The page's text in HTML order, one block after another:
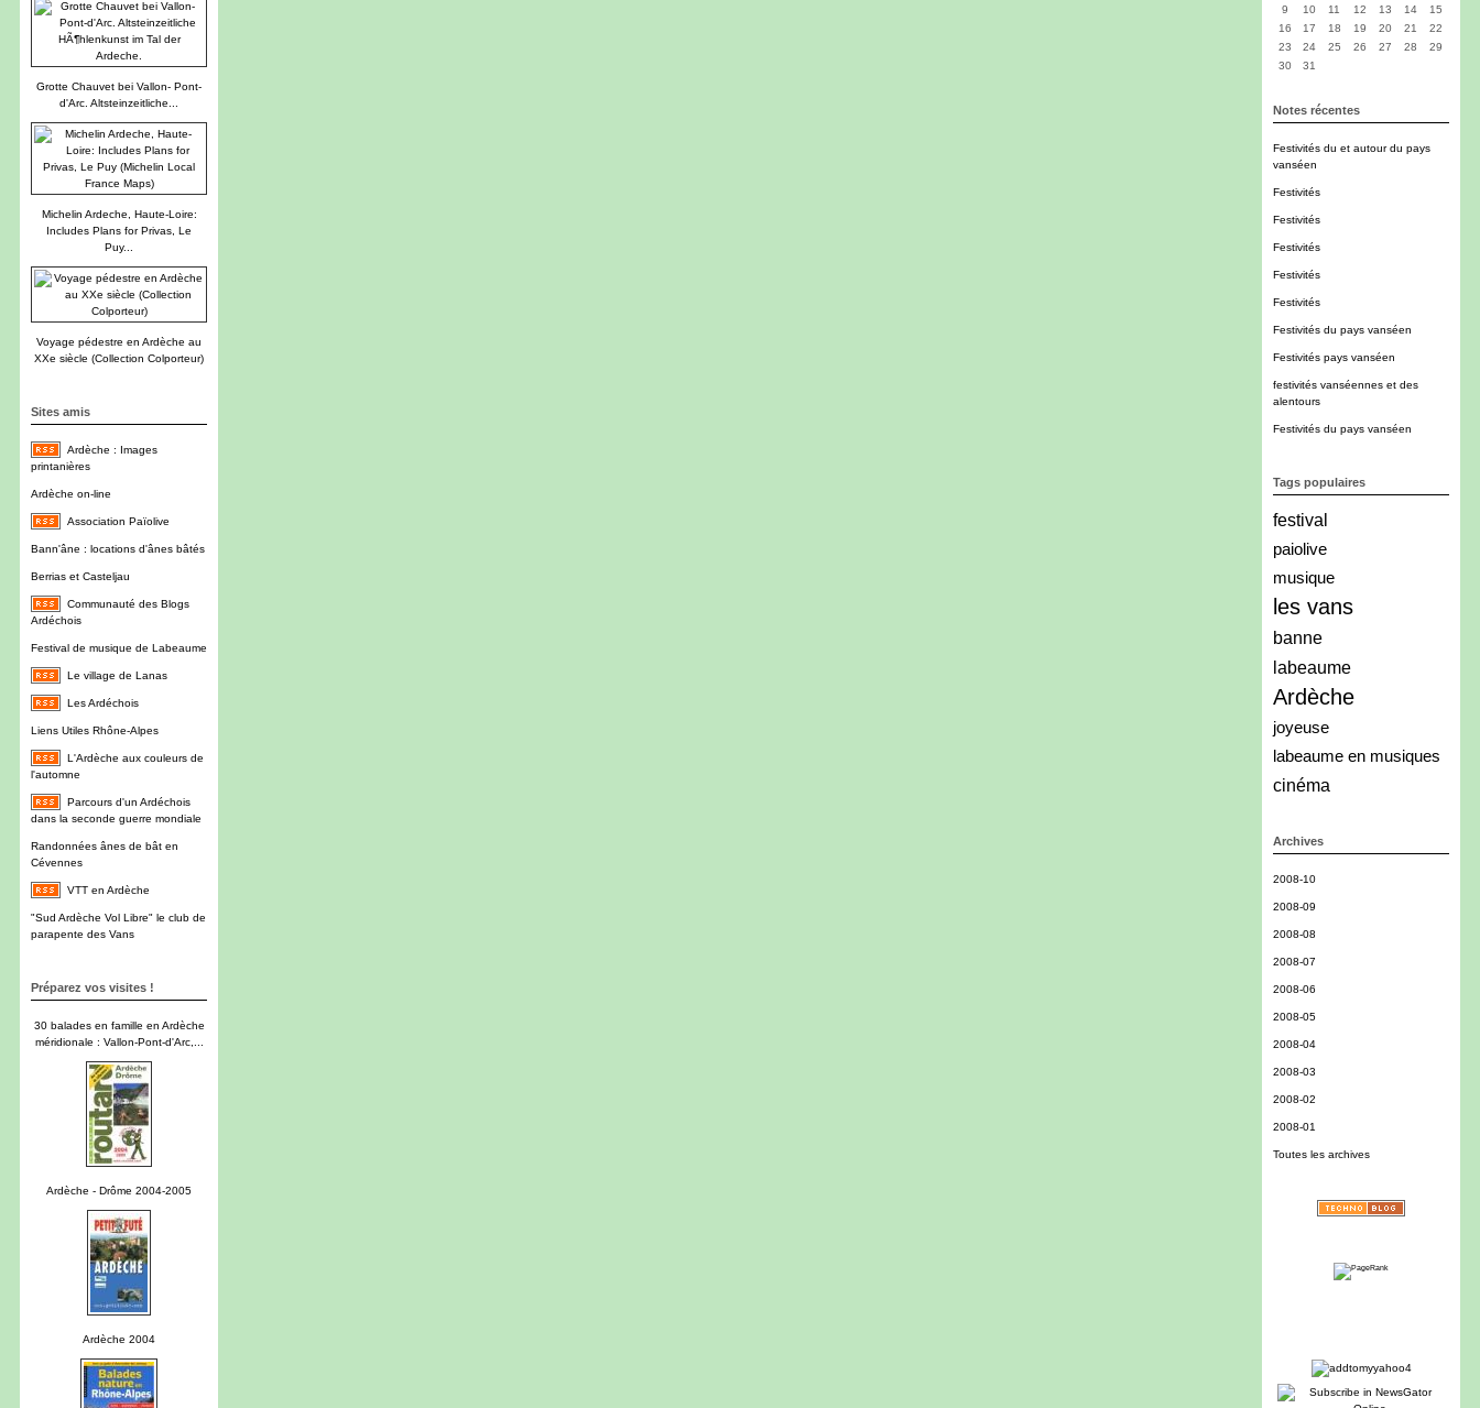
Grotte Chauvet bei Vallon- Pont-
d'Arc. Altsteinzeitliche...
Michelin Ardeche, Haute-Loire:
Includes Plans for Privas, Le
Puy...
Voyage pédestre en Ardèche au
XXe siècle (Collection Colporteur)
Sites amis
Ardèche : Images
printanières
Ardèche on-line
Association Païolive
Bann'âne : locations d'ânes bâtés
Berrias et Casteljau
Communauté des Blogs
Ardéchois
Festival de musique de Labeaume
Le village de Lanas
Les Ardéchois
Liens Utiles Rhône-Alpes
L'Ardèche aux couleurs de
l'automne
Parcours d'un Ardéchois
dans la seconde guerre mondiale
Randonnées ânes de bât en
Cévennes
VTT en Ardèche
"Sud Ardèche Vol Libre" le club de
parapente des Vans
Préparez vos visites !
30 balades en famille en Ardèche
méridionale : Vallon-Pont-d'Arc,...
Ardèche - Drôme 2004-2005
Ardèche 2004
9
10 11 12 13 14
15
16
17 18 19 20 21
22
23
24 25 26 27 28
29
30
31
Notes récentes
Festivités du et autour du pays
vanséen
Festivités
Festivités
Festivités
Festivités
Festivités
Festivités du pays vanséen
Festivités pays vanséen
festivités vanséennes et des
alentours
Festivités du pays vanséen
Tags populaires
festival
paiolive
musique
les vans
banne
labeaume
Ardèche
joyeuse
labeaume en musiques
cinéma
Archives
2008-10
2008-09
2008-08
2008-07
2008-06
2008-05
2008-04
2008-03
2008-02
2008-01
Toutes les archives